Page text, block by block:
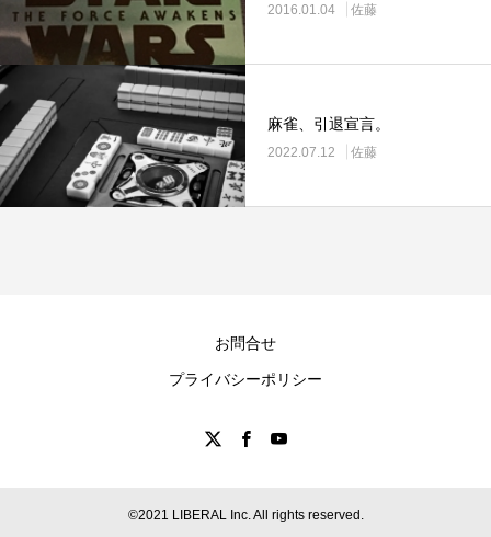
2016.01.04 佐藤
麻雀、引退宣言。
2022.07.12 佐藤
お問合せ
プライバシーポリシー
©2021 LIBERAL Inc. All rights reserved.